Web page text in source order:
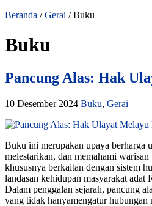
Beranda / Gerai / Buku
Buku
Pancung Alas: Hak
10 Desember 2024 Buku, Gerai
Buku ini merupakan upaya berharga
melestarikan, dan memahami
khususnya berkaitan dengan sistem
landasan kehidupan masyarakat adat
Dalam penggalan sejarah, pancung
yang tidak hanyamengatur hubungan